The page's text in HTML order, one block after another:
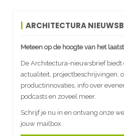
ARCHITECTURA
Meteen op de hoogte van het
De Architectura-nieuwsbrief biedt
actualiteit, projectbeschrijvingen,
productinnovaties, info over
podcasts en zoveel meer.
Schrijf je nu in en ontvang onze
jouw mailbox.